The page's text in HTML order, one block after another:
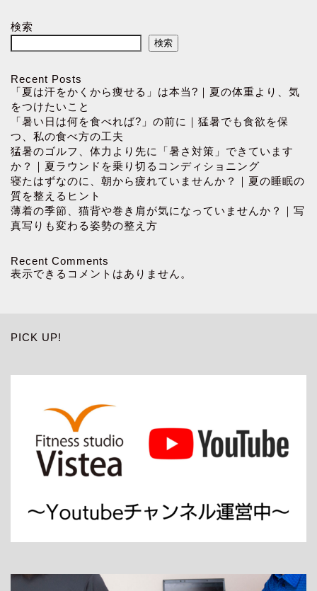
検索
検索
Recent Posts
「夏は汗をかくから痩せる」は本当?｜夏の体重より、気
をつけたいこと
「暑い日は何を食べれば?」の前に｜猛暑でも食欲を保
つ、私の食べ方の工夫
猛暑のゴルフ、体力より先に「暑さ対策」できています
か？｜夏ラウンドを乗り切るコンディショニング
寝たはずなのに、朝から疲れていませんか？｜夏の睡眠の
質を整えるヒント
薄着の季節、猫背や巻き肩が気になっていませんか？｜写
真写りも変わる姿勢の整え方
Recent Comments
表示できるコメントはありません。
PICK UP!